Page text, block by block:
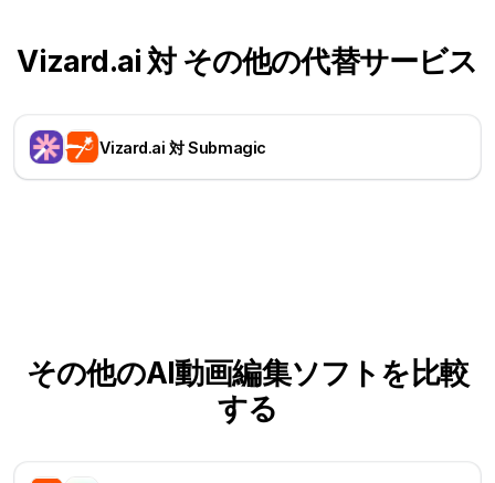
Vizard.ai 対 その他の代替サービス
Vizard.ai 対 Submagic
その他のAI動画編集ソフトを比較
する